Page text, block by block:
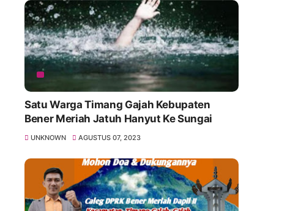
Satu Warga Timang Gajah Kebupaten
Bener Meriah Jatuh Hanyut Ke Sungai
UNKNOWN AGUSTUS 07, 2023